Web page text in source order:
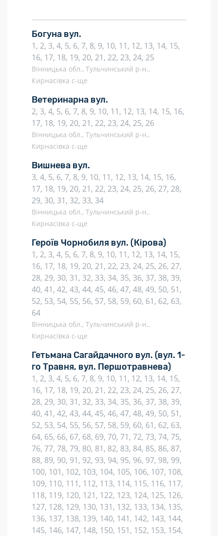
Богуна вул.
1, 2, 3, 4, 5, 6, 7, 8, 9, 10, 11, 12, 13, 14, 15,
16, 17, 18, 19, 20, 21, 22, 23, 24, 25
Вінницька обл., Тульчинський р-н.,
Кирнасівка с-ще
Ветеринарна вул.
2, 3, 4, 5, 6, 7, 8, 9, 10, 11, 12, 13, 14, 15, 16,
17, 18, 19, 20, 21, 22, 23, 24, 25, 26
Вінницька обл., Тульчинський р-н.,
Кирнасівка с-ще
Вишнева вул.
3, 4, 5, 6, 7, 8, 9, 10, 11, 12, 13, 14, 15, 16,
17, 18, 19, 20, 21, 22, 23, 24, 25, 26, 27, 28,
29, 30, 31, 32, 33, 34
Вінницька обл., Тульчинський р-н.,
Кирнасівка с-ще
Героїв Чорнобиля вул. (Кірова)
1, 2, 3, 4, 5, 6, 7, 8, 9, 10, 11, 12, 13, 14, 15,
16, 17, 18, 19, 20, 21, 22, 23, 24, 25, 26, 27,
28, 29, 30, 31, 32, 33, 34, 35, 36, 37, 38, 39,
40, 41, 42, 43, 44, 45, 46, 47, 48, 49, 50, 51,
52, 53, 54, 55, 56, 57, 58, 59, 60, 61, 62, 63,
64
Вінницька обл., Тульчинський р-н.,
Кирнасівка с-ще
Гетьмана Сагайдачного вул. (вул. 1-
го Травня, вул. Першотравнева)
1, 2, 3, 4, 5, 6, 7, 8, 9, 10, 11, 12, 13, 14, 15,
16, 17, 18, 19, 20, 21, 22, 23, 24, 25, 26, 27,
28, 29, 30, 31, 32, 33, 34, 35, 36, 37, 38, 39,
40, 41, 42, 43, 44, 45, 46, 47, 48, 49, 50, 51,
52, 53, 54, 55, 56, 57, 58, 59, 60, 61, 62, 63,
64, 65, 66, 67, 68, 69, 70, 71, 72, 73, 74, 75,
76, 77, 78, 79, 80, 81, 82, 83, 84, 85, 86, 87,
88, 89, 90, 91, 92, 93, 94, 95, 96, 97, 98, 99,
100, 101, 102, 103, 104, 105, 106, 107, 108,
109, 110, 111, 112, 113, 114, 115, 116, 117,
118, 119, 120, 121, 122, 123, 124, 125, 126,
127, 128, 129, 130, 131, 132, 133, 134, 135,
136, 137, 138, 139, 140, 141, 142, 143, 144,
145, 146, 147, 148, 150, 151, 152, 153, 154,